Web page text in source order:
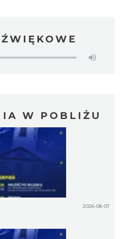
W POBLIŻU
2026-08-07